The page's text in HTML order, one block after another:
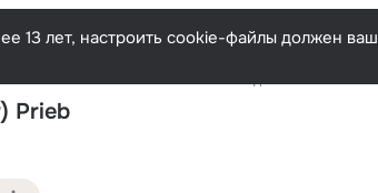
13 лет, настроить cookie-файлы должен ваш
Prieb